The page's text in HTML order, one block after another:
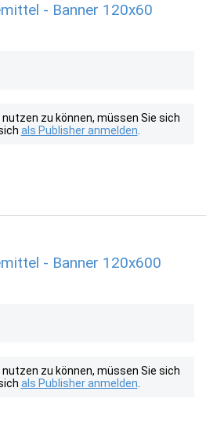
- Banner 120x60
zu können, müssen Sie sich
als Publisher anmelden
- Banner 120x600
zu können, müssen Sie sich
als Publisher anmelden